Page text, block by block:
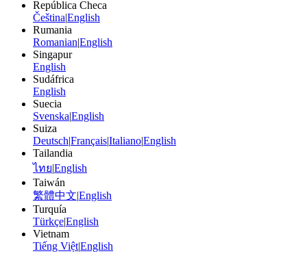
República Checa
Čeština|English
Rumania
Romanian|English
Singapur
English
Sudáfrica
English
Suecia
Svenska|English
Suiza
Deutsch|Français|Italiano|English
Tailandia
ไทย|English
Taiwán
繁體中文|English
Turquía
Türkçe|English
Vietnam
Tiếng Việt|English